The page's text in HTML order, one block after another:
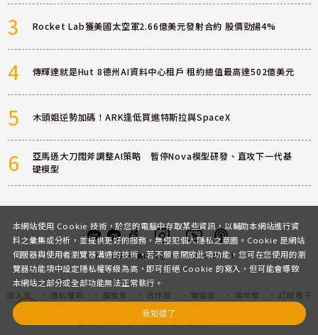
3 Rocket Lab獲美國太空軍2.66億美元發射合約 股價勁揚4%
4 傳輝達就是Hut 8德州AI資料中心租戶 租約總值最高達502億美元
5 木頭姐逆勢加碼！ARK逢低買進特斯拉與SpaceX
6
亞馬遜大刀闊斧調整AI策略 暫停Nova模型研發、直攻下一代基
礎模型
客服 討論區粉絲團InstagramYoutubePodcast
加入我
們
隱私權政
服務條
合作提
聯絡我
場地租
訂閱電子
本網站使用 Cookie 技術，於您的電腦中存取某些資訊，以輔助本網站進行資
料之彙集或分析，並提供更好的服務，無侵犯個人隱私之意圖。Cookie 是網站
伺服器與使用者瀏覽器溝通的技術，若不願意開放此項功能，您可在您使用的瀏
覽器功能項中設定隱私權等級為高，即可拒絕 Cookie 的寫入，但可能會導致
本網站之部分或全部功能無法正常執行。
我知道了